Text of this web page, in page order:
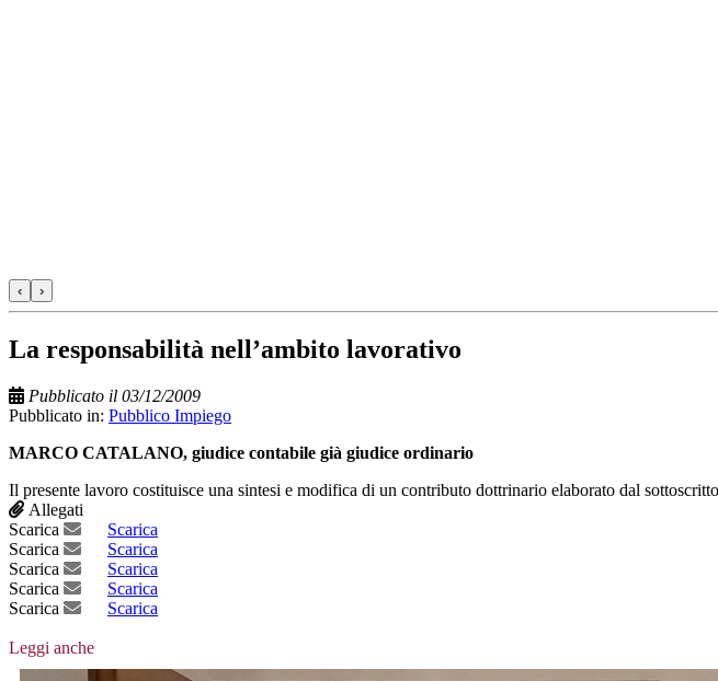
‹ ›
La responsabilità nell’ambito lavorativo
Pubblicato il 03/12/2009
Pubblicato in: Pubblico Impiego
MARCO CATALANO, giudice contabile già giudice ordinario
Il presente lavoro costituisce una sintesi e modifica di un contributo dottrinario elaborato dal
Allegati
Scarica
Scarica
Scarica
Scarica
Scarica
Scarica
Scarica
Scarica
Scarica
Scarica
Leggi anche